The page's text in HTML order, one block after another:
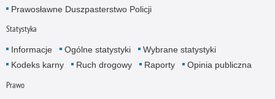
Prawosławne Duszpasterstwo Policji
Statystyka
Informacje Ogólne statystyki
Wybrane statystyki
Kodeks karny
Ruch drogowy Raporty Opinia publiczna
Prawo